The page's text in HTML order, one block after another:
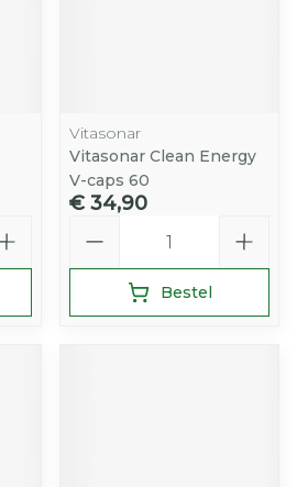
Vitasonar
Vitasonar Clean Energy
V-caps 60
€ 34,90
Bestel